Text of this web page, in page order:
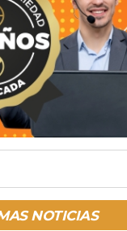
NOTICIAS